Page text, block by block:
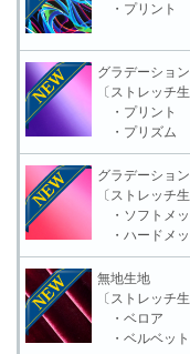
・プリント
グラデーショ
〔ストレッチ生
・プリント
・プリズム
グラデーショ
〔ストレッチ生
・ソフトメ
・ハードメ
無地生地
〔ストレッチ生
・ベロア
・ベルベット